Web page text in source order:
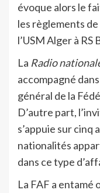
évoque alors le
les règlements
l’USM Alger à RS
La Radio
accompagné
général de la
D’autre part,
s’appuie sur
nationalités
dans ce type
La FAF a entamé